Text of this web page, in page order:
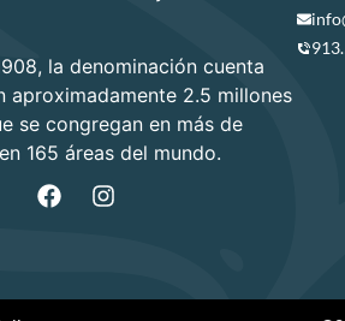
la denominación cuenta
aproximadamente 2.5 millones
se congregan en más de
165 áreas del mundo.